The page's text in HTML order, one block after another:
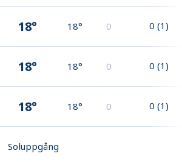
18° 18° 0 0 (1)
18° 18° 0 0 (1)
18° 18° 0 0 (1)
Soluppgång